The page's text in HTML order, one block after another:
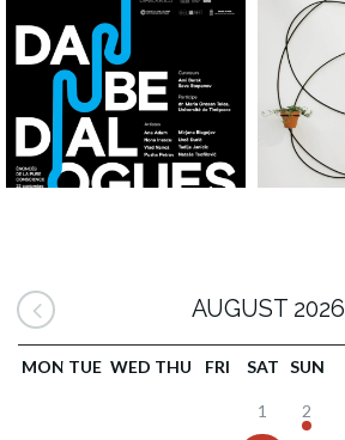
AUGUST 2026
MON TUE WED THU FRI SAT SUN
1 2